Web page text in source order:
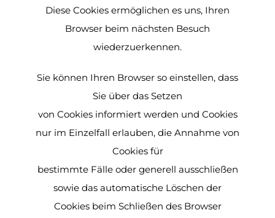
Diese Cookies ermöglichen es uns, Ihren
Browser beim nächsten Besuch
wiederzuerkennen.
Sie können Ihren Browser so einstellen, dass
Sie über das Setzen
von Cookies informiert werden und Cookies
nur im Einzelfall erlauben, die Annahme von
Cookies für
bestimmte Fälle oder generell ausschließen
sowie das automatische Löschen der
Cookies beim Schließen des Browser